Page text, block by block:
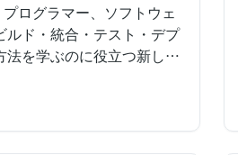
ログラマー、ソフトウェ
ルド・統合・テスト・デプ
法を学ぶのに役立つ新しい
ログラマー、ソフトウェ